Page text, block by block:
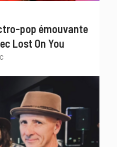
pop émouvante
Lost On You